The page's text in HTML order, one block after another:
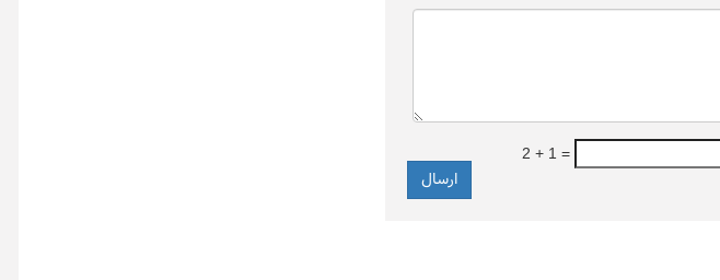
2 + 1 =